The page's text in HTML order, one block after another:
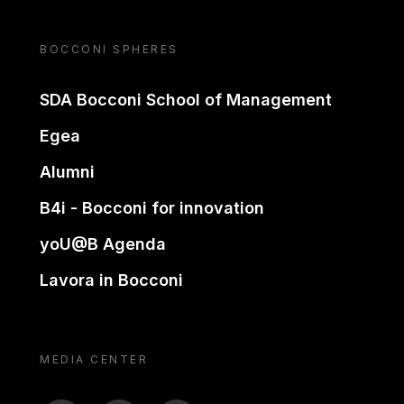
BOCCONI SPHERES
SDA Bocconi School of Management
Egea
Alumni
B4i - Bocconi for innovation
yoU@B Agenda
Lavora in Bocconi
MEDIA CENTER